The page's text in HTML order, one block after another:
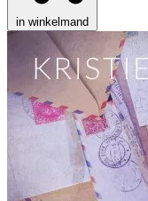
in winkelmand